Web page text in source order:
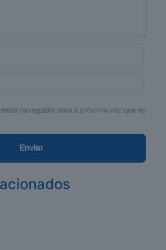
navegador para a próxima vez que eu